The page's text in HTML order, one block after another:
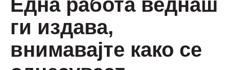
Една работа веднаш
ги издава,
внимавајте како се